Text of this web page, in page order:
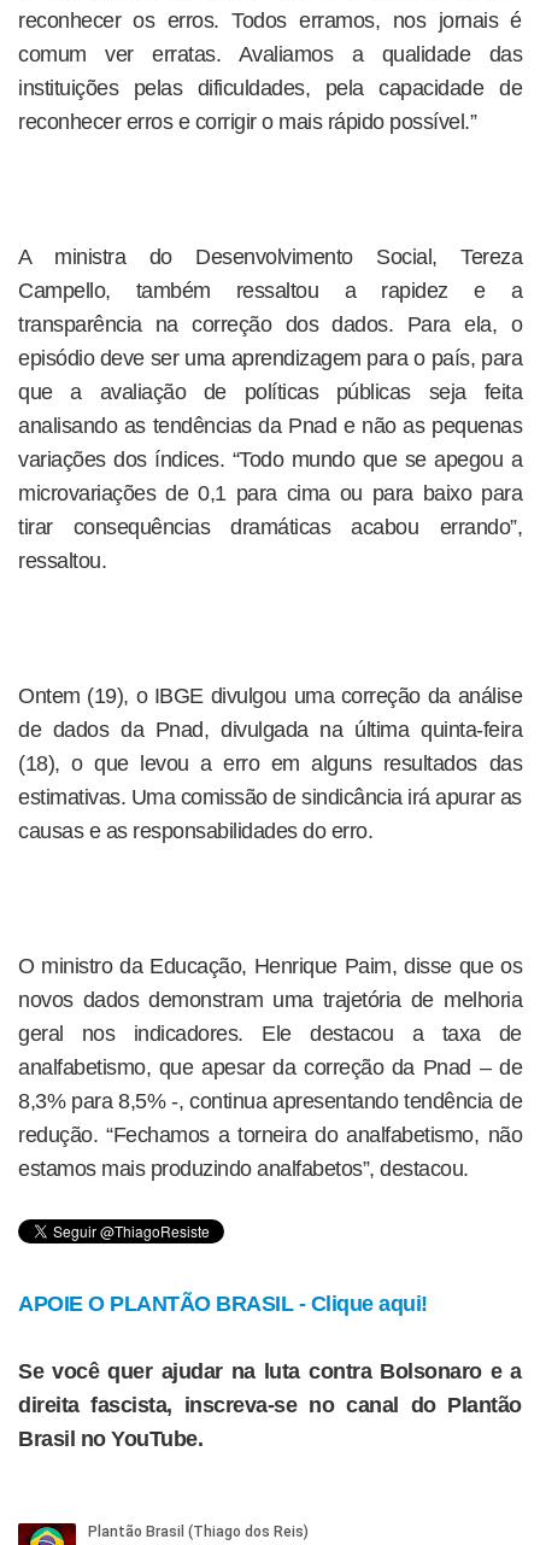
reconhecer os erros. Todos erramos, nos jornais é
comum ver erratas. Avaliamos a qualidade das
instituições pelas dificuldades, pela capacidade de
reconhecer erros e corrigir o mais rápido possível.”
A ministra do Desenvolvimento Social, Tereza
Campello, também ressaltou a rapidez e a
transparência na correção dos dados. Para ela, o
episódio deve ser uma aprendizagem para o país, para
que a avaliação de políticas públicas seja feita
analisando as tendências da Pnad e não as pequenas
variações dos índices. “Todo mundo que se apegou a
microvariações de 0,1 para cima ou para baixo para
tirar consequências dramáticas acabou errando”,
ressaltou.
Ontem (19), o IBGE divulgou uma correção da análise
de dados da Pnad, divulgada na última quinta-feira
(18), o que levou a erro em alguns resultados das
estimativas. Uma comissão de sindicância irá apurar as
causas e as responsabilidades do erro.
O ministro da Educação, Henrique Paim, disse que os
novos dados demonstram uma trajetória de melhoria
geral nos indicadores. Ele destacou a taxa de
analfabetismo, que apesar da correção da Pnad – de
8,3% para 8,5% -, continua apresentando tendência de
redução. “Fechamos a torneira do analfabetismo, não
estamos mais produzindo analfabetos”, destacou.
APOIE O PLANTÃO BRASIL - Clique aqui!
Se você quer ajudar na luta contra Bolsonaro e a
direita fascista, inscreva-se no canal do Plantão
Brasil no YouTube.